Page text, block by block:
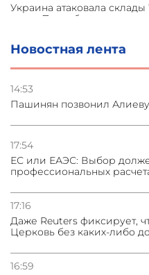
Новостная лента
14:53
Пашинян позвонил Алиеву
17:54
ЕС или ЕАЭС: Выбор
профессиональных
17:16
Даже Reuters фиксирует,
Церковь без каких-либо
16:59
Украина атаковала
и под Петербургом
03.08.2026
Стратегия безопасности
Азербайджане
31.07.2026
Сотрудничество и
погрануправления СНБ